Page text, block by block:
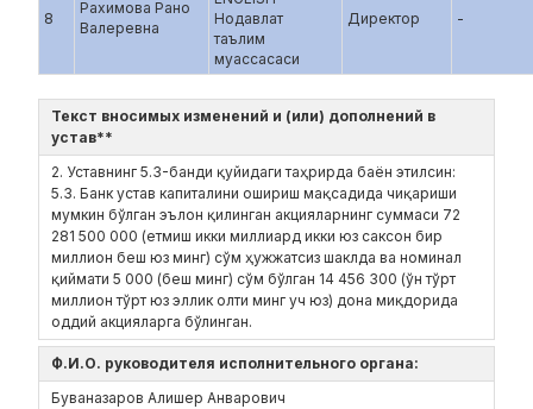
8
Рахимова Рано
Валеревна
Нодавлат
таълим
муассасаси
Директор -
Текст вносимых изменений и (или) дополнений в
устав**
2. Уставнинг 5.3-банди қуйидаги таҳрирда баён этилсин:
5.3. Банк устав капиталини ошириш мақсадида чиқариши
мумкин бўлган эълон қилинган акцияларнинг суммаси 72
281 500 000 (етмиш икки миллиард икки юз саксон бир
миллион беш юз минг) сўм ҳужжатсиз шаклда ва номинал
қиймати 5 000 (беш минг) сўм бўлган 14 456 300 (ўн тўрт
миллион тўрт юз эллик олти минг уч юз) дона миқдорида
оддий акцияларга бўлинган.
Ф.И.О. руководителя исполнительного органа:
Буваназаров Алишер Анварович